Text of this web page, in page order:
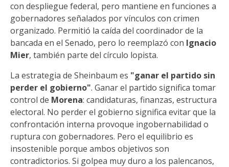
con despliegue federal, pero mantiene en funciones a
gobernadores señalados por vínculos con crimen
organizado. Permitió la caída del coordinador de la
bancada en el Senado, pero lo reemplazó con Ignacio
Mier, también parte del círculo lopista.
La estrategia de Sheinbaum es "ganar el partido sin
perder el gobierno". Ganar el partido significa tomar
control de Morena: candidaturas, finanzas, estructura
electoral. No perder el gobierno significa evitar que la
confrontación interna provoque ingobernabilidad o
ruptura con gobernadores. Pero el equilibrio es
insostenible porque ambos objetivos son
contradictorios. Si golpea muy duro a los palencanos,